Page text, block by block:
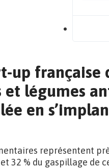
up française
légumes
en
représentent
32 % du gaspillage de